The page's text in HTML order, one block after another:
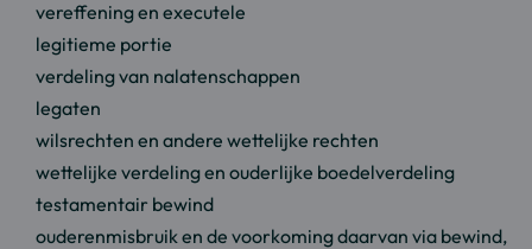
vereffening en executele
legitieme portie
verdeling van nalatenschappen
legaten
wilsrechten en andere wettelijke rechten
wettelijke verdeling en ouderlijke boedelverdeling
testamentair bewind
ouderenmisbruik en de voorkoming daarvan via bewind,